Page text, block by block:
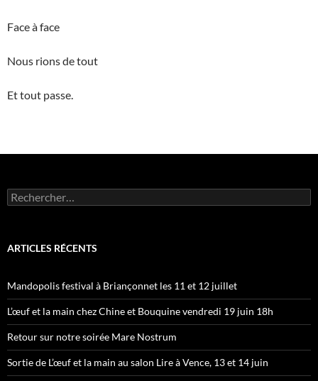
Face à face
Nous rions de tout
Et tout passe.
Rechercher :
ARTICLES RÉCENTS
Mandopolis festival à Briançonnet les 11 et 12 juillet
L’œuf et la main chez Chine et Bouquine vendredi 19 juin 18h
Retour sur notre soirée Mare Nostrum
Sortie de L’œuf et la main au salon Lire à Vence, 13 et 14 juin